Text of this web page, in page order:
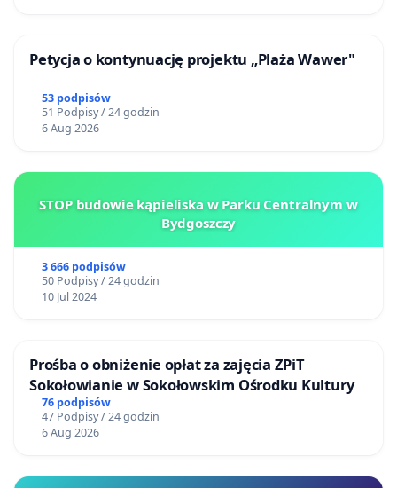
Petycja o kontynuację projektu „Plaża Wawer"
53 podpisów
51 Podpisy / 24 godzin
6 Aug 2026
STOP budowie kąpieliska w Parku Centralnym w
Bydgoszczy
3 666 podpisów
50 Podpisy / 24 godzin
10 Jul 2024
Prośba o obniżenie opłat za zajęcia ZPiT
Sokołowianie w Sokołowskim Ośrodku Kultury
76 podpisów
47 Podpisy / 24 godzin
6 Aug 2026